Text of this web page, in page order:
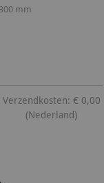
mm
Verzendkosten: € 0,00
(Nederland)